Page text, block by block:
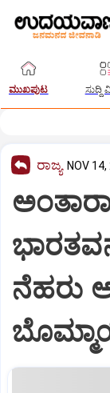
ಮುಖಪುಟ ಸುದ್ದಿ
ರಾಜ್ಯ NOV
ನೆಹರು